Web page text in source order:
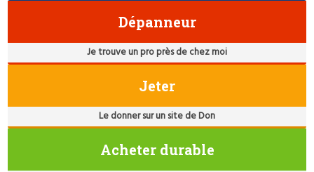
Dépanneur
Je trouve un pro près de chez moi
Jeter
Le donner sur un site de Don
Acheter durable